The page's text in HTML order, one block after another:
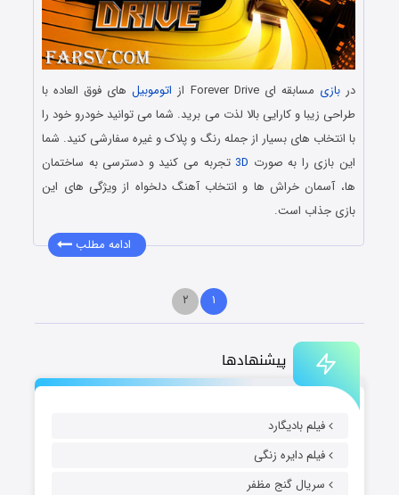
پیشنهادها
فیلم بادیگارد
فیلم دایره زنگی
سریال گنج مظفر
دربازی مسابقه ای Forever Drive از اتوموبیلهای فوق العاده با
طراحی زیبا و کارایی بالا لذت می برید. شما می توانید خودرو خود را
با انتخاب های بسیار از جمله رنگ و پلاک و غیره سفارشی کنید. شما
این بازی را به صورت 3D تجربه می کنید و دسترسی به ساختمان
ها، آسمان خراش ها و انتخاب آهنگ دلخواه از ویژگی های این
بازی جذاب است.
ادامه مطلب
۱ ۲